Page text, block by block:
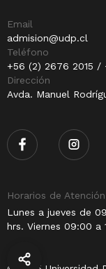
Email
admision@udp.cl
Teléfono
+56 (2) 2676 2015 /
Dirección
Avda. Manuel
Horarios de Atención
Lunes a jueves de
hrs. Viernes 09:00 a